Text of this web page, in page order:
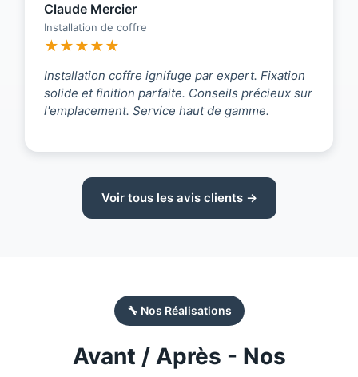
Claude Mercier
Installation de coffre
★★★★★
Installation coffre ignifuge par expert. Fixation
solide et finition parfaite. Conseils précieux sur
l'emplacement. Service haut de gamme.
Voir tous les avis clients →
🔧 Nos Réalisations
Avant / Après - Nos